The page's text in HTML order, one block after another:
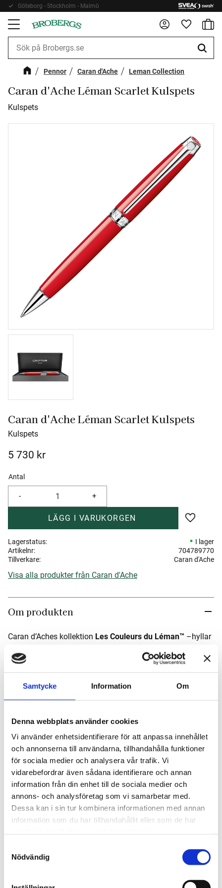
Samtycke Information Om
Denna webbplats använder cookies
Vi använder enhetsidentifierare för att anpassa innehållet
och annonserna till användarna, tillhandahålla funktioner
för sociala medier och analysera vår trafik. Vi
vidarebefordrar även sådana identifierare och annan
information från din enhet till de sociala medier och
annons- och analysföretag som vi samarbetar med.
Dessa kan i sin tur kombinera informationen med annan
information som du har tillhandahållit eller som de har
Nödvändig
Meny
Göteborg - Stockholm - Malmö
Fri frakt 899kr
Pennor Caran d'Ache Leman Collection
Caran d'Ache Léman Scarlet Kulspets
Kulspets
Caran d'Ache Léman Scarlet Kulspets
Kulspets
5 730 kr
Antal
+
-
Lägg till
Lagerstatus
I lager
Artikelnr
704789770
Tillverkare
Caran d'Ache
Visa alla produkter från Caran d'Ache
Om produkten
Caran d’Aches kollektion Les Couleurs du Léman™ –hyllar
skrivinstrument återspeglar sjöns
scharlakansröda yta
när
solen går ner och himlen står i brand.
stilfulla skrivinstrument.
Léman™ Rouge kulspets är ett mästerverk av schweizisk
precision, fylld av lyxiga detaljer:
Exklusiv Design och Finish
Pennkropp:Rund kropp imässing, täckt med en
djuptscharlakansröd lack som speglar den flammande
himlen.
Metalldelar:Alla beslag ärsilverpläterade och
Tryckknappen är silver- och rodiumbelagd och
bär Caran d’Aches
. Klipset är fjäderbelastat och